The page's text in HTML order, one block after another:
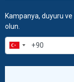
Kampanya, duyuru
olun.